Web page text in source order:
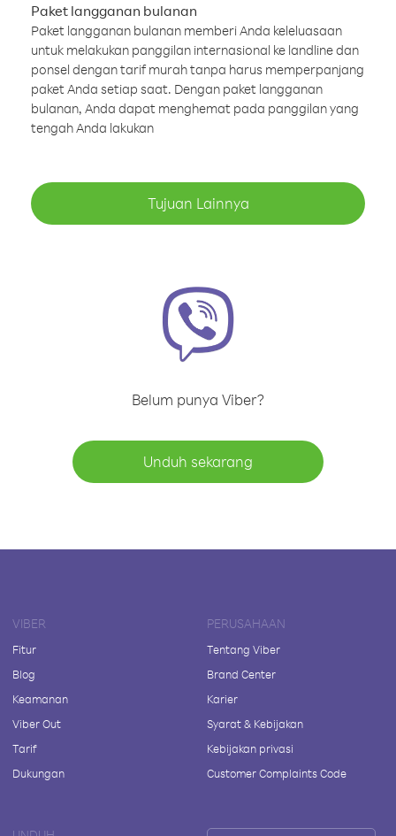
Paket langganan bulanan
Paket langganan bulanan memberi Anda keleluasaan
untuk melakukan panggilan internasional ke landline dan
ponsel dengan tarif murah tanpa harus memperpanjang
paket Anda setiap saat. Dengan paket langganan
bulanan, Anda dapat menghemat pada panggilan yang
tengah Anda lakukan
Tujuan Lainnya
Belum punya Viber?
Unduh sekarang
VIBER
Fitur
Blog
Keamanan
Viber Out
Tarif
Dukungan
PERUSAHAAN
Tentang Viber
Brand Center
Karier
Syarat & Kebijakan
Kebijakan privasi
Customer Complaints Code